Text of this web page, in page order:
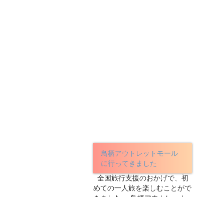
鳥栖アウトレットモール
に行ってきました
全国旅行支援のおかげで、初
めての一人旅を楽しむことがで